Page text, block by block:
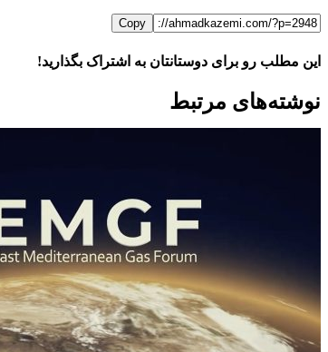
Copy
این مطلب رو برای دوستانتان به اشتراک بگذارید!
FacebookX
LinkedIn
WhatsApp
Telegram
ایمیل
نوشته‌‌های مرتبط